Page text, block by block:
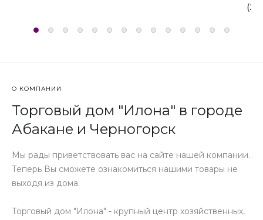
О КОМПАНИИ
Торговый дом "Илона" в городе
Абакане и Черногорск
Мы рады приветствовать вас на сайте нашей компании.
Теперь Вы сможете ознакомиться нашими товары не
выходя из дома.
Торговый дом "Илона" - крупный центр хозяйственных,